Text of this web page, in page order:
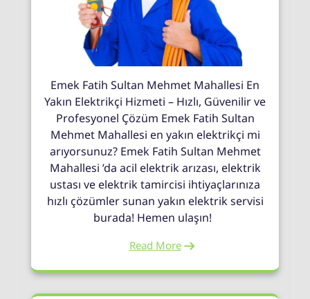
Emek Fatih Sultan Mehmet Mahallesi En
Yakın Elektrikçi Hizmeti – Hızlı, Güvenilir ve
Profesyonel Çözüm Emek Fatih Sultan
Mehmet Mahallesi en yakın elektrikçi mi
arıyorsunuz? Emek Fatih Sultan Mehmet
Mahallesi ’da acil elektrik arızası, elektrik
ustası ve elektrik tamircisi ihtiyaçlarınıza
hızlı çözümler sunan yakın elektrik servisi
burada! Hemen ulaşın!
Read More